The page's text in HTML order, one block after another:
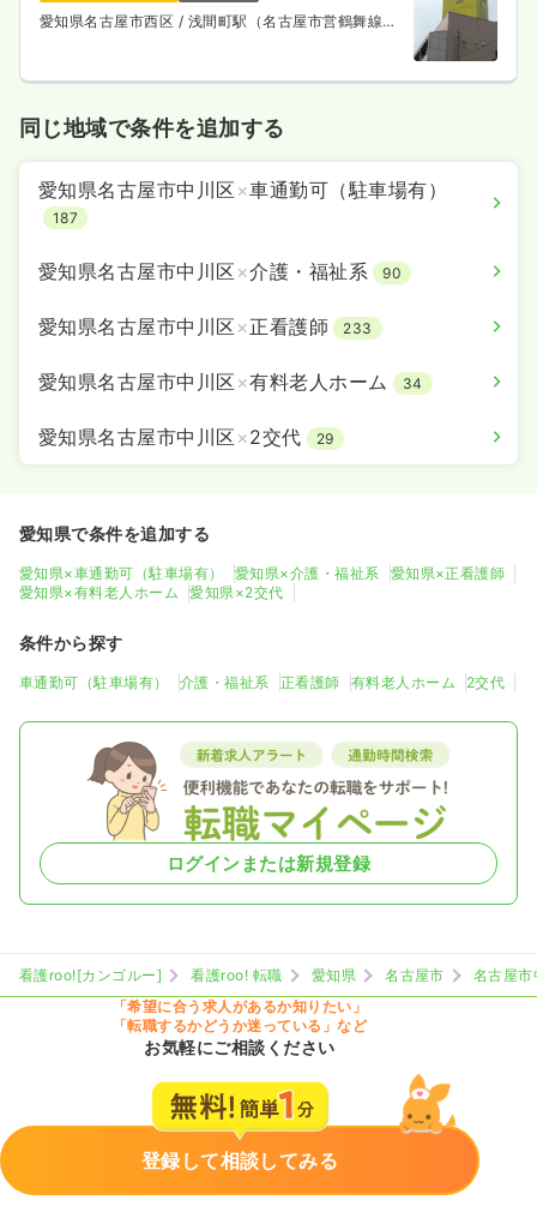
愛知県名古屋市西区 / 浅間町駅（名古屋市営鶴舞線）
同じ地域で条件を追加する
愛知県名古屋市中川区 ×車通勤可（駐車場有）
187
愛知県名古屋市中川区 ×介護・福祉系 90
愛知県名古屋市中川区 ×正看護師 233
愛知県名古屋市中川区 ×有料老人ホーム 34
愛知県名古屋市中川区 ×2交代 29
愛知県で条件を追加する
愛知県×車通勤可（駐車場有） 愛知県×介護・福祉系
愛知県×正看護師
愛知県×有料老人ホーム
愛知県×2交代
条件から探す
車通勤可（駐車場有） 介護・福祉系 正看護師 有料老人ホーム 2交代
ログインまたは新規登録
看護roo![カンゴルー] 看護roo! 転職 愛知県 名古屋市
名古屋市
「希望に合う求人があるか知りたい」
「転職するかどうか迷っている」など
お気軽にご相談ください
登録して相談してみる